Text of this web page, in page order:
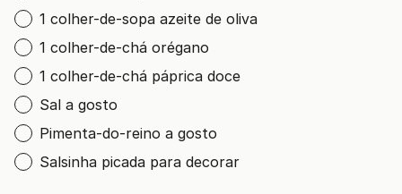
1 colher-de-sopa azeite de oliva
1 colher-de-chá orégano
1 colher-de-chá páprica doce
Sal a gosto
Pimenta-do-reino a gosto
Salsinha picada para decorar